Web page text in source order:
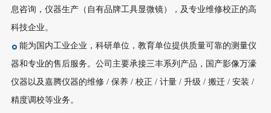
息咨询，仪器生产（自有品牌工具显微镜），及专业维修校正的高
科技企业。
能为国内工业企业，科研单位，教育单位提供质量可靠的测量仪
器和专业的售后服务。公司主要承接三丰系列产品，国产影像万濠
仪器以及嘉腾仪器的维修 / 保养 / 校正 / 计量 / 升级 / 搬迁 / 安装 /
精度调校等业务。